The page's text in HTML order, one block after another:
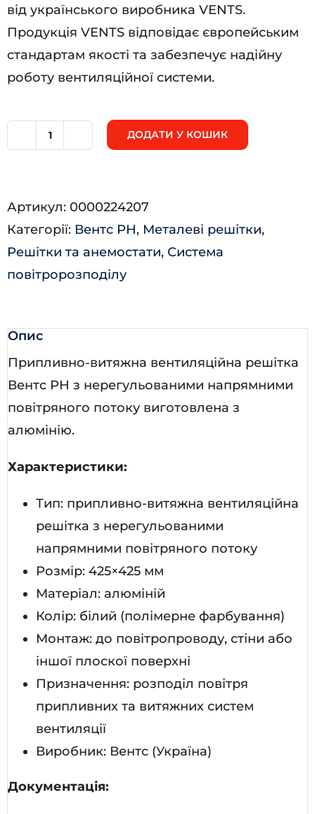
від українського виробника VENTS.
Продукція VENTS відповідає європейським
стандартам якості та забезпечує надійну
роботу вентиляційної системи.
ДОДАТИ У КОШИК
Артикул: 0000224207
Категорії: Вентс РН, Металеві решітки,
Решітки та анемостати, Система
повітророзподілу
Опис
Припливно-витяжна вентиляційна решітка
Вентс РН з нерегульованими напрямними
повітряного потоку виготовлена з
алюмінію.
Характеристики:
Тип: припливно-витяжна вентиляційна
решітка з нерегульованими
напрямними повітряного потоку
Розмір: 425×425 мм
Матеріал: алюміній
Колір: білий (полімерне фарбування)
Монтаж: до повітропроводу, стіни або
іншої плоскої поверхні
Призначення: розподіл повітря
припливних та витяжних систем
вентиляції
Виробник: Вентс (Україна)
Документація: